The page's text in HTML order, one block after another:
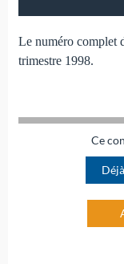
Le numéro complet
trimestre 1998.
Ce